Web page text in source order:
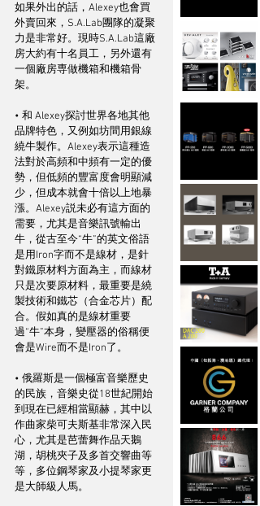
如果外出的話，Alexey也會買
外賣回來，S.A.Lab團隊的凝聚
力是非常好。現時S.A.Lab這廠
房大約有十名員工，另外還有
一個廠房専做機箱和機箱骨
架。
• 和 Alexey探討世界各地其他
品牌特色，又例如坊間用銀線
繞牛製作。Alexey表示這種造
法對於高頻和中頻有一定的優
勢，但低頻的豐富度會明顯減
少，但成本就會十倍以上地暴
漲。Alexey説未必有這方面的
需要，尤其是音樂訊號輸出
牛，從古至今“牛”的英文俗語
是用Iron字而不是線材，是針
對鐵原材料方面為主，而線材
只是次要原材料，最重要是繞
製技術和鐵芯（合金芯片）配
合。假如真的是線材重要
過“牛”本身，變壓器的俗稱便
會是Wire而不是Iron了。
• 俄羅斯是一個極富音樂歷史
的民族，音樂史從18世紀開始
到現在已經相當顯赫，其中以
作曲家柴可夫斯基非常深入民
心，尤其是芭蕾舞作品天鵝
湖，胡桃夾子及多首交響曲等
等，多位鋼琴家及小提琴家更
是大師級人馬。